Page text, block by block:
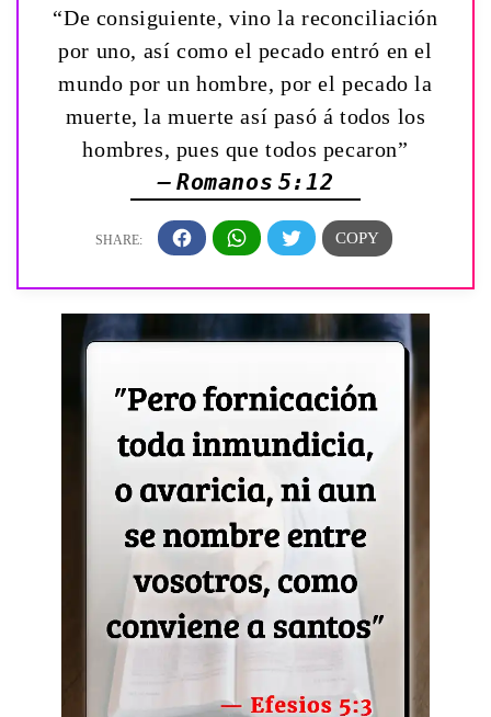
“De consiguiente, vino la reconciliación
por uno, así como el pecado entró en el
mundo por un hombre, por el pecado la
muerte, la muerte así pasó á todos los
hombres, pues que todos pecaron”
— Romanos 5:12